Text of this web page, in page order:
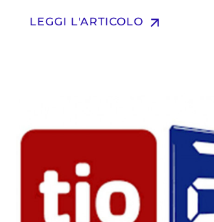
LEGGI L'ARTICOLO arrow_upward